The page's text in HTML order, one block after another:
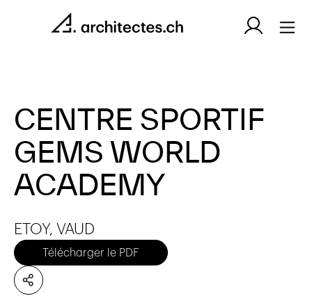
CENTRE SPORTIF
GEMS WORLD
ACADEMY
ETOY, VAUD
Télécharger le PDF